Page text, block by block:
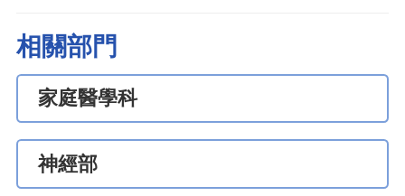
相關部門
家庭醫學科
神經部